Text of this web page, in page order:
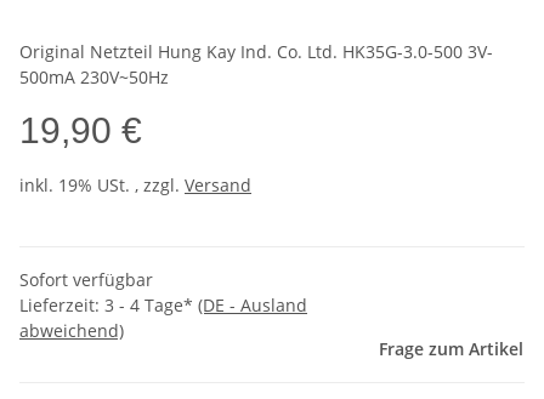
Original Netzteil Hung Kay Ind. Co. Ltd. HK35G-3.0-500 3V-
500mA 230V~50Hz
19,90 €
inkl. 19% USt. , zzgl. Versand
Sofort verfügbar
Lieferzeit: 3 - 4 Tage* (DE - Ausland
abweichend)
Frage zum Artikel